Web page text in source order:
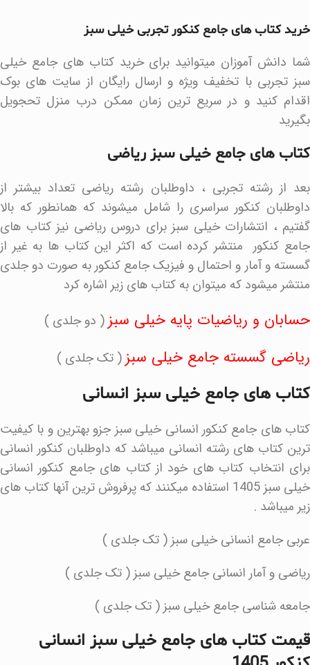
خرید کتاب های جامع کنکور تجربی خیلی سبز
شما دانش آموزان میتوانید برای خرید کتاب های جامع خیلی
سبز تجربی با تخفیف ویژه و ارسال رایگان از سایت های بوک
اقدام کنید و در سریع ترین زمان ممکن درب منزل تحجویل
بگیرید
کتاب های جامع خیلی سبز ریاضی
بعد از رشته تجربی ، داوطلبان رشته ریاضی تعداد بیشتر از
داوطلبان کنکور سراسری را شامل میشوند که همانطور که بالا
گفتیم ، انتشارات خیلی سبز برای دروس ریاضی نیز کتاب های
جامع کنکور منتشر کرده است که اکثر این کتاب ها به غیر از
گسسته و آمار و احتمال و فیزیک جامع کنکور به صورت دو جلدی
منتشر میشود که میتوان به کتاب های زیر اشاره کرد
حسابان و ریاضیات پایه خیلی سبز ( دو جلدی )
ریاضی گسسته جامع خیلی سبز ( تک جلدی )
کتاب های جامع خیلی سبز انسانی
کتاب های جامع کنکور انسانی خیلی سبز جزو بهترین و با کیفیت
ترین کتاب های رشته انسانی میباشد که داوطلبان کنکور انسانی
برای انتخاب کتاب های خود از کتاب های جامع کنکور انسانی
خیلی سبز 1405 استفاده میکنند که پرفروش ترین آنها کتاب های
زیر میباشد .
عربی جامع انسانی خیلی سبز ( تک جلدی )
ریاضی و آمار انسانی جامع خیلی سبز ( تک جلدی )
جامعه شناسی جامع خیلی سبز ( تک جلدی )
قیمت کتاب های جامع خیلی سبز انسانی